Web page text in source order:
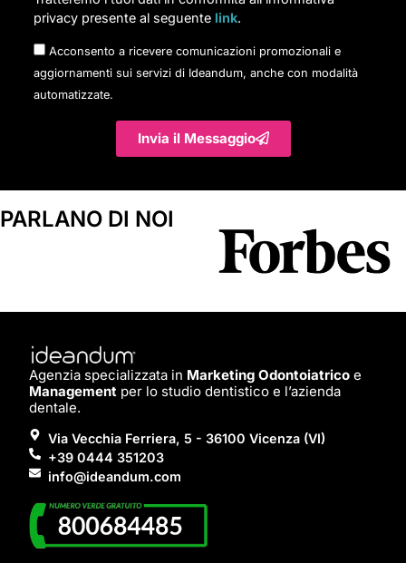
privacy presente al seguente link.
Acconsento a ricevere comunicazioni promozionali e
aggiornamenti sui servizi di Ideandum, anche con modalità
automatizzate.
Invia il Messaggio
PARLANO DI NOI
Agenzia specializzata in Marketing Odontoiatrico e
Management per lo studio dentistico e l’azienda
dentale.
Via Vecchia Ferriera, 5 - 36100 Vicenza (VI)
+39 0444 351203
info@ideandum.com